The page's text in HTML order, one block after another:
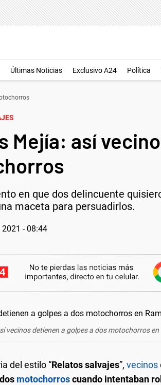
Últimas Noticias Exclusivo A24 Política
Mejía: así
en que dos delincuente
maceta para persuadirlos.
- 08:44
vecinos detienen a golpes a dos motochorros
del estilo “Relatos salvajes”, vecinos
dos motochorroscuando intentaban